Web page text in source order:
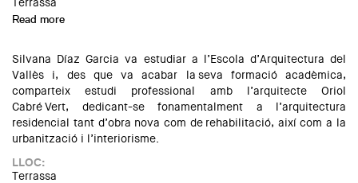
Read more
Silvana Díaz Garcia va estudiar a l’Escola d’Arquitectura del
Vallès i, des que va acabar la seva formació acadèmica,
comparteix estudi professional amb l’arquitecte Oriol
Cabré Vert, dedicant-se fonamentalment a l’arquitectura
residencial tant d’obra nova com de rehabilitació, així com a la
urbanització i l’interiorisme.
LLOC:
Terrassa